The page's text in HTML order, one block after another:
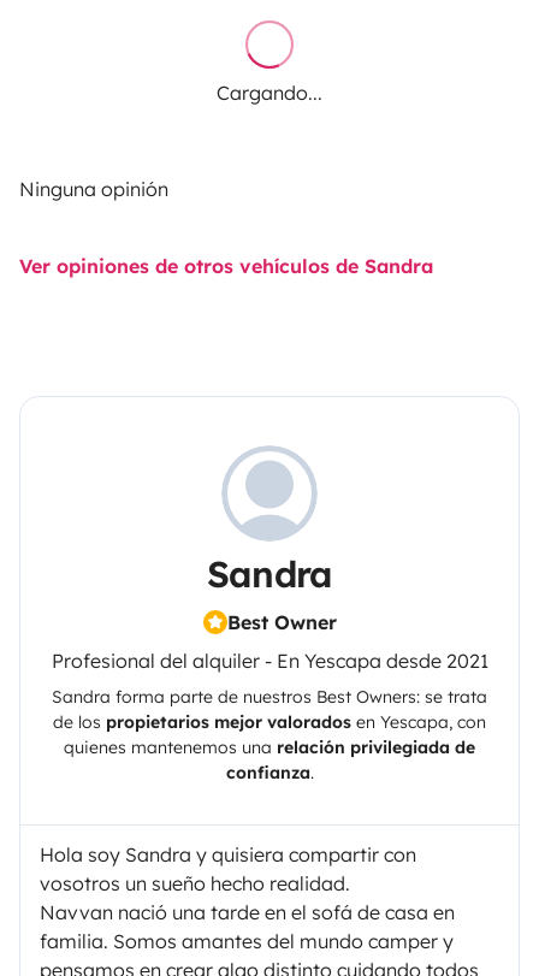
Cargando...
Ninguna opinión
Ver opiniones de otros vehículos de Sandra
Sandra
Best Owner
Profesional del alquiler - En Yescapa desde 2021
Sandra forma parte de nuestros Best Owners: se trata
de los propietarios mejor valorados en Yescapa, con
quienes mantenemos una relación privilegiada de
confianza.
Hola soy Sandra y quisiera compartir con
vosotros un sueño hecho realidad.
Navvan nació una tarde en el sofá de casa en
familia. Somos amantes del mundo camper y
pensamos en crear algo distinto cuidando todos